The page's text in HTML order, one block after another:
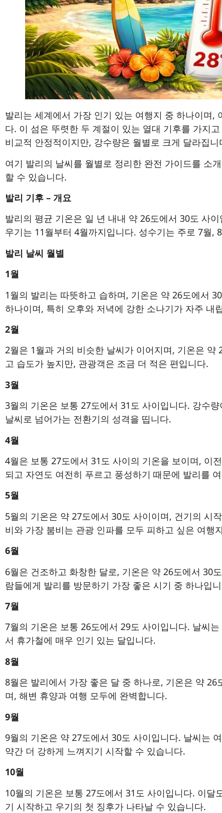
발리는 세계에서 가장 인기 있는 여행지 중 하나이며,
다. 이 섬은 뚜렷한 두 계절이 있는 열대 기후를 가지
비교적 안정적이지만, 강수량은 월별로 크게 달라집니
여기 발리의 날씨를 월별로 정리한 완전 가이드를 소
할 수 있습니다.
발리 기후 – 개요
발리의 평균 기온은 일 년 내내 약 26도에서 30도 사
우기는 11월부터 4월까지입니다. 성수기는 주로 7월,
발리 날씨 월별
1월
1월의 발리는 따뜻하고 습하며, 기온은 약 26도에서
하나이며, 특히 오후와 저녁에 강한 소나기가 자주 내
2월
2월은 1월과 거의 비슷한 날씨가 이어지며, 기온은
고 습도가 높지만, 관광객은 조금 더 적은 편입니다.
3월
3월의 기온은 보통 27도에서 31도 사이입니다. 강수
날씨로 넘어가는 전환기의 성격을 띱니다.
4월
4월은 보통 27도에서 31도 사이의 기온을 보이며, 이
되고 자연도 여전히 푸르고 풍성하기 때문에 발리를
5월
5월의 기온은 약 27도에서 30도 사이이며, 건기의 시
비와 가장 붐비는 관광 인파를 모두 피하고 싶은 여행
6월
6월은 건조하고 화창한 달로, 기온은 약 26도에서 30
람들에게 발리를 방문하기 가장 좋은 시기 중 하나입
7월
7월의 기온은 보통 26도에서 29도 사이입니다. 날씨
서 휴가철에 매우 인기 있는 달입니다.
8월
8월은 발리에서 가장 좋은 달 중 하나로, 기온은 약
며, 해변 휴양과 여행 모두에 완벽합니다.
9월
9월의 기온은 약 27도에서 30도 사이입니다. 날씨는
약간 더 강하게 느껴지기 시작할 수 있습니다.
10월
10월의 기온은 보통 27도에서 31도 사이입니다. 이
기 시작하고 우기의 첫 징후가 나타날 수 있습니다.